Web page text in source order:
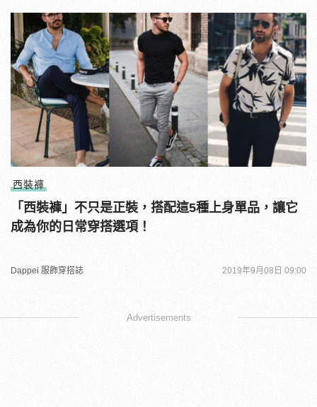
西裝褲
「西裝褲」不只是正裝，搭配這5種上身單品，讓它
成為你的日常穿搭選項！
Dappei 服飾穿搭誌 2019年9月08日 09:00
Advertisements